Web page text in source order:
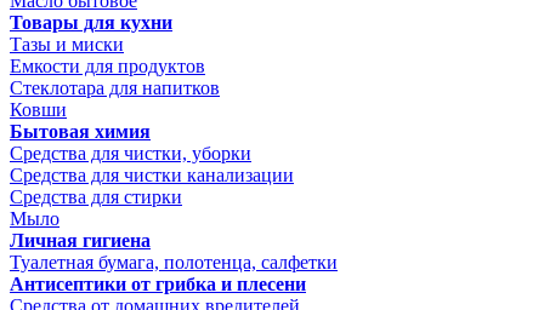
Товары для кухни
Тазы и миски
Емкости для продуктов
Стеклотара для напитков
Ковши
Бытовая химия
Средства для чистки, уборки
Средства для чистки канализации
Средства для стирки
Мыло
Личная гигиена
Туалетная бумага, полотенца, салфетки
Антисептики от грибка и плесени
Средства от домашних вредителей